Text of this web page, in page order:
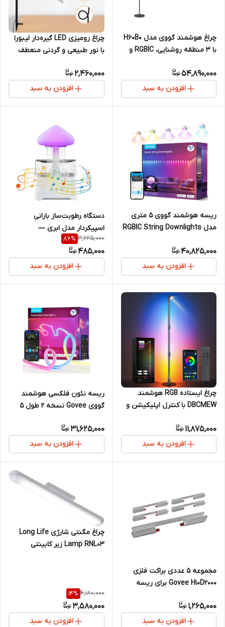
چراغ هوشمند گووی مدل H60B0
با ۳ منطقه روشنایی، RGBIC و
54,890,000
افزودن به سبد
چراغ رومیزی LED گیره‌دار لیبورا
با نور طبیعی و گردنی منعطف
2,460,000
افزودن به سبد
ریسه هوشمند گووی 5 متری
مدل RGBIC String Downlights
40,825,000
افزودن به سبد
دستگاه رطوبت‌ساز بارانی
اسپیکردار مدل ابری —
رطوبت‌دهنده، اسپیکر، چراغ
خواب RGB
3,625,000
86%
485,000
افزودن به سبد
چراغ ایستاده RGB هوشمند
DBCMEW با کنترل اپلیکیشن و
11,875,000
افزودن به سبد
ریسه نئون فلکسی هوشمند
گووی Govee نسخه ۲ طول ۵
RGBIC AI
31,625,000
افزودن به سبد
مجموعه ۵ عددی براکت فلزی
Govee H10D2000 برای ریسه
Rope Light2
1,265,000
افزودن به سبد
چراغ مگنتی شارژی Long Life
Lamp RNL03 زیر کابینتی
4,180,000
14%
3,580,000
افزودن به سبد